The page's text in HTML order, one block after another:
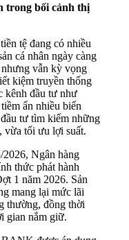
trong bối cảnh thị
tệ đang có nhiều
cá nhân ngày càng
vẫn kỳ vọng
kiệm truyền thống
kênh đầu tư như
ẩn nhiều biến
tư tìm kiếm những
vừa tối ưu lợi suất.
Ngân hàng
thức phát hành
1 năm 2026. Sản
mang lại mức lãi
thường, đồng thời
gian nắm giữ.